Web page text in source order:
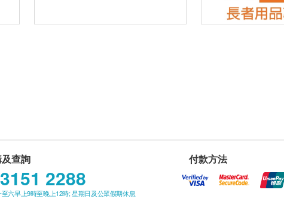
查詢
3151 2288
六早上9時至晚上12時; 星期日及公眾假期休息
付款方法